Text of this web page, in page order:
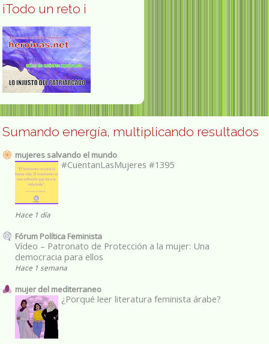
¡Todo un reto ¡
Sumando energía, multiplicando resultados
mujeres salvando el mundo
#CuentanLasMujeres #1395
Hace 1 día
Fórum Política Feminista
Vídeo – Patronato de Protección a la mujer: Una
democracia para ellos
Hace 1 semana
mujer del mediterraneo
¿Porqué leer literatura feminista árabe?